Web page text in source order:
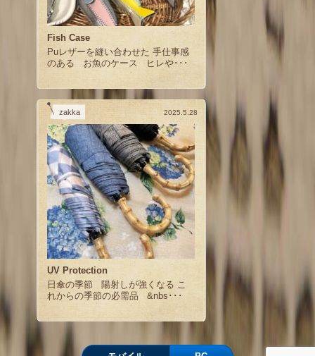
Fish Case
Puレザーを縫い合わせた 手仕事感
のある お魚のケース ヒレや･･･
zakka 2025.5.28
UV Protection
日傘の季節 陽射しが強くなる こ
れからの季節の必需品 &nbs･･･